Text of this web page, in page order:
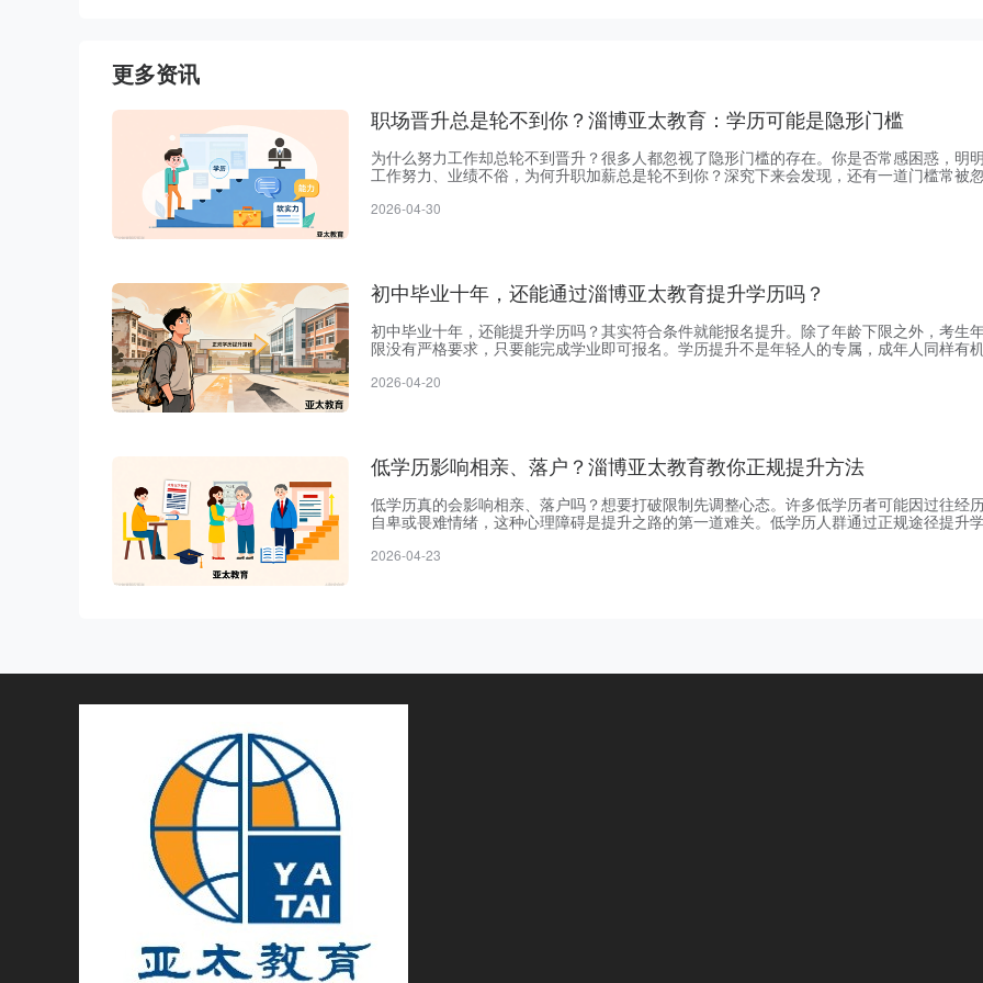
更多资讯
职场晋升总是轮不到你？淄博亚太教育：学历可能是隐形门槛
为什么努力工作却总轮不到晋升？很多人都忽视了隐形门槛的存在。你是否常感困惑，明
工作努力、业绩不俗，为何升职加薪总是轮不到你？深究下来会发现，还有一道门槛常被
板，专业机构帮你少走弯路。淄博亚太教育是经教育主管部门批准成立的教育培训机构。我
2026-04-30
初中毕业十年，还能通过淄博亚太教育提升学历吗？
初中毕业十年，还能提升学历吗？其实符合条件就能报名提升。除了年龄下限之外，考生
限没有严格要求，只要能完成学业即可报名。学历提升不是年轻人的专属，成年人同样有
培训机构，主要从事成人高考等学历提升的报名咨询工作。很多离校十年的初中学员，担心
2026-04-20
低学历影响相亲、落户？淄博亚太教育教你正规提升方法
低学历真的会影响相亲、落户吗？想要打破限制先调整心态。许多低学历者可能因过往经
自卑或畏难情绪，这种心理障碍是提升之路的第一道难关。低学历人群通过正规途径提升
主管部门批准成立的教育培训机构，主要从事成人高考、网络教育、开放教育等报名咨询工
2026-04-23